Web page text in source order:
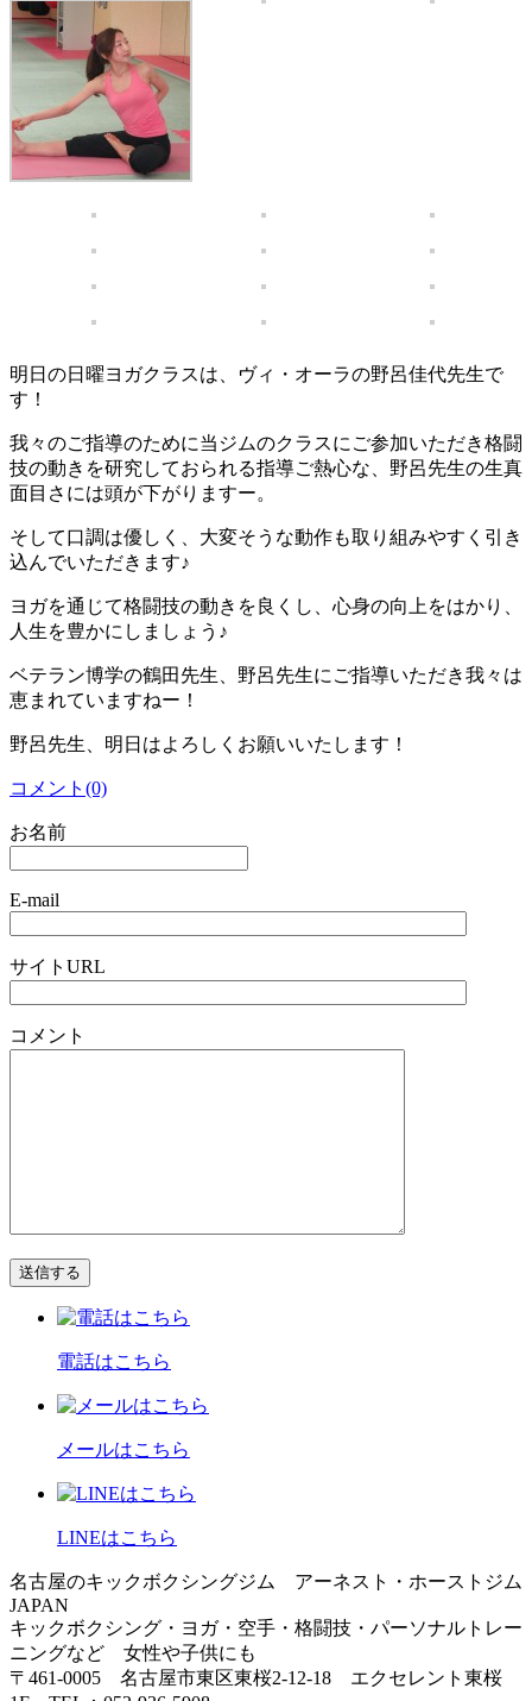
明日の日曜ヨガクラスは、ヴィ・オーラの野呂佳代先生で
す！
我々のご指導のために当ジムのクラスにご参加いただき格闘
技の動きを研究しておられる指導ご熱心な、野呂先生の生真
面目さには頭が下がりますー。
そして口調は優しく、大変そうな動作も取り組みやすく引き
込んでいただきます♪
ヨガを通じて格闘技の動きを良くし、心身の向上をはかり、
人生を豊かにしましょう♪
ベテラン博学の鶴田先生、野呂先生にご指導いただき我々は
恵まれていますねー！
野呂先生、明日はよろしくお願いいたします！
コメント(0)
お名前
E-mail
サイトURL
コメント
電話はこちら
メールはこちら
LINEはこちら
名古屋のキックボクシングジム アーネスト・ホーストジム
JAPAN
キックボクシング・ヨガ・空手・格闘技・パーソナルトレー
ニングなど 女性や子供にも
〒461-0005 名古屋市東区東桜2-12-18 エクセレント東桜